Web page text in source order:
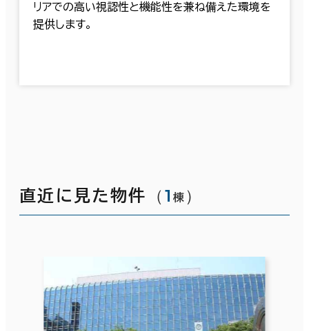
リアでの高い視認性と機能性を兼ね備えた環境を
提供します。
直近に見た物件 （1 棟 ）